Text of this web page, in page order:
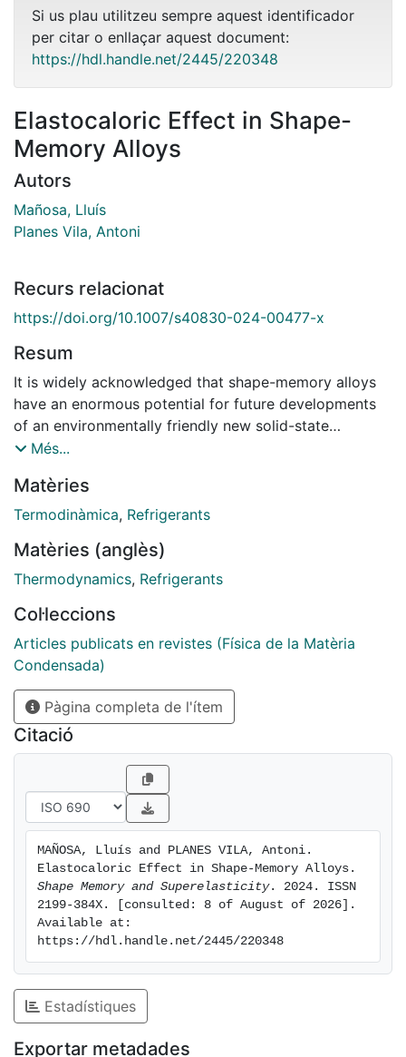
Si us plau utilitzeu sempre aquest identificador
per citar o enllaçar aquest document:
https://hdl.handle.net/2445/220348
Elastocaloric Effect in Shape-
Memory Alloys
Autors
Mañosa, Lluís
Planes Vila, Antoni
Recurs relacionat
https://doi.org/10.1007/s40830-024-00477-x
Resum
It is widely acknowledged that shape-memory alloys
have an enormous potential for future developments
of an environmentally friendly new solid-state
refrigeration technology, thanks to their excellent
after a brief summary of the historical milestones that
have led to the present state-of-the-art of the subject
thermodynamic bases and review recent advances of
the elastocaloric effect in non-magnetic and magnetic
of alloys, multicaloric effects can occur induced by the
combination of mechanical and magnetic fields and
that this possibility might open new avenues for
applications.
Més...
Matèries
Termodinàmica, Refrigerants
Matèries (anglès)
Thermodynamics, Refrigerants
Col·leccions
Articles publicats en revistes (Física de la Matèria
Condensada)
Pàgina completa de l'ítem
Citació
MAÑOSA, Lluís and PLANES VILA, Antoni.
Shape Memory and Superelasticity. 2024. ISSN
2199-384X. [consulted: 8 of August of 2026].
Available at:
https://hdl.handle.net/2445/220348
Estadístiques
Exportar metadades